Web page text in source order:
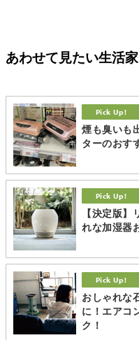
あわせて見たい生活
煙も臭いも
ターのおす
【決定版
れな加湿器
おしゃれな
に！エアコ
ク！